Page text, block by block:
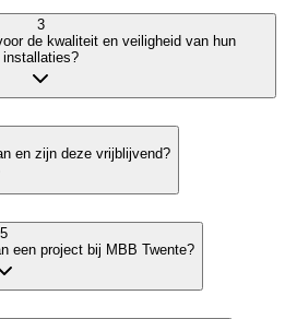
3
de kwaliteit en veiligheid van hun
installaties?
en zijn deze vrijblijvend?
5
een project bij MBB Twente?